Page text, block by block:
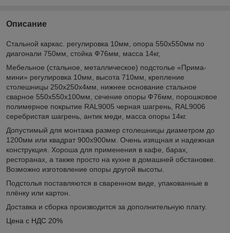
Описание
Стальной каркас. регулировка 10мм, опора 550х550мм по
диагонали 750мм, стойка Ф76мм, масса 14кг,
Мебельное (стальное, металлическое) подстолье «Прима-
мини» регулировка 10мм, высота 710мм, крепление
столешницы 250х250х4мм, нижнее основание стальное
сварное 550х550х100мм, сечение опоры Ф76мм, порошковое
полимерное покрытие RAL9005 черная шагрень, RAL9006
серебристая шагрень, антик меди, масса опоры 14кг.
Допустимый для монтажа размер столешницы диаметром до
1200мм или квадрат 900х900мм. Очень изящная и надежная
конструкция. Хороша для применения в кафе, барах,
ресторанах, а также просто на кухне в домашней обстановке.
Возможно изготовление опоры другой высоты.
Подстолья поставляются в сваренном виде, упакованные в
плёнку или картон.
Доставка и сборка производится за дополнительную плату.
Цена с НДС 20%